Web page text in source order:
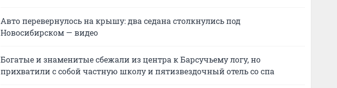
Авто перевернулось на крышу: два седана столкнулись под
Новосибирском — видео
Богатые и знаменитые сбежали из центра к Барсучьему логу, но
прихватили с собой частную школу и пятизвездочный отель со спа